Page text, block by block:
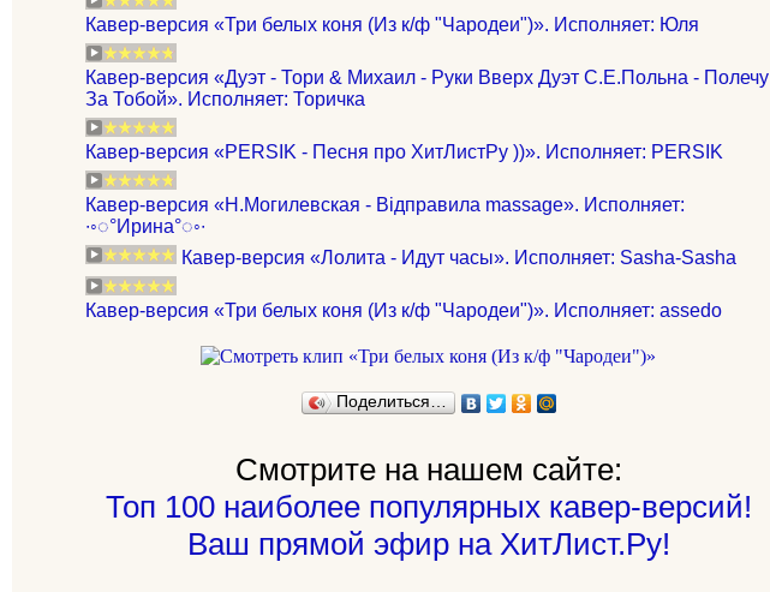
Кавер-версия «Три белых коня (Из к/ф "Чародеи")». Исполняет: Юля
Кавер-версия «Дуэт - Тори & Михаил - Руки Вверх Дуэт С.Е.Польна - Полечу
За Тобой». Исполняет: Торичка
Кавер-версия «PERSIK - Песня про ХитЛистРу ))». Исполняет: PERSIK
Кавер-версия «Н.Могилевская - Відправила massage». Исполняет:
∙◦◌°Ирина°◌◦∙
Кавер-версия «Лолита - Идут часы». Исполняет: Sasha-Sasha
Кавер-версия «Три белых коня (Из к/ф "Чародеи")». Исполняет: assedo
Поделиться…
Смотрите на нашем сайте:
Топ 100 наиболее популярных кавер-версий!
Ваш прямой эфир на ХитЛист.Ру!